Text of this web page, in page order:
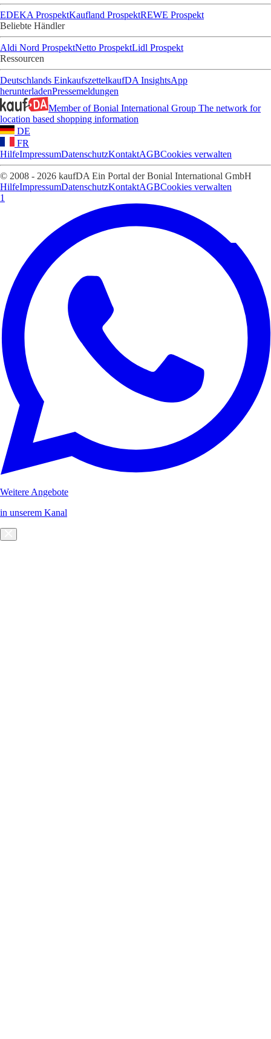
EDEKA ProspektKaufland ProspektREWE Prospekt
Beliebte Händler
Aldi Nord ProspektNetto ProspektLidl Prospekt
Ressourcen
Deutschlands EinkaufszettelkaufDA InsightsApp
herunterladenPressemeldungen
Member of Bonial International Group The network for
location based shopping information
DE
FR
HilfeImpressumDatenschutzKontaktAGBCookies verwalten
© 2008 - 2026 kaufDA Ein Portal der Bonial International GmbH
HilfeImpressumDatenschutzKontaktAGBCookies verwalten
1
Weitere Angebote
in unserem Kanal